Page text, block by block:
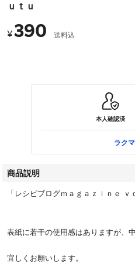
ｕｔｕ
¥390 送料込
本人確認済
ラク
商品説明
「レシピブログｍａｇａｚｉｎｅ
表紙に若干の使用感はありますが、
宜しくお願いします。